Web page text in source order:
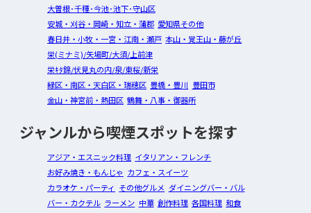
大曽根･千種･今池･池下･守山区
安城・刈谷・岡崎・知立・蒲郡 愛知県その他
春日井・小牧・一宮・江南・瀬戸 本山・覚王山・藤が丘
栄(ミナミ)/矢場町/大須/上前津
栄ｷﾀ錦/伏見丸の内/泉/東桜/新栄
緑区・南区・天白区・瑞穂区 豊橋・豊川 豊田市
金山・神宮前・熱田区 鶴舞・八事・御器所
ジャンルから喫煙スポットを探す
アジア・エスニック料理 イタリアン・フレンチ
お好み焼き・もんじゃ カフェ・スイーツ
カラオケ・パーティ その他グルメ ダイニングバー・バル
バー・カクテル ラーメン 中華 創作料理 各国料理 和食